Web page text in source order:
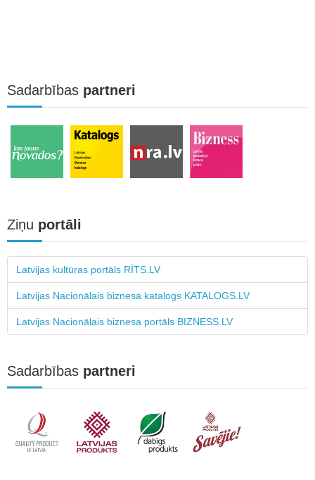
Sadarbības partneri
Ziņu portāli
Latvijas kultūras portāls RĪTS.LV
Latvijas Nacionālais biznesa katalogs KATALOGS.LV
Latvijas Nacionālais biznesa portāls BIZNESS.LV
Sadarbības partneri